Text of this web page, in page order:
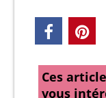
Ces
vous